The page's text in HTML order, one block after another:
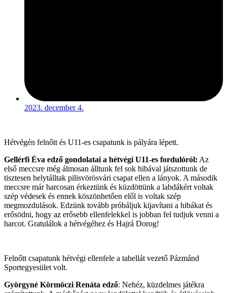
2023. december 4.
Hétvégén felnőtt és U11-es csapatunk is pályára lépett.
Gellérfi Éva edző gondolatai a hétvégi U11-es fordulóról: Az
első meccsre még álmosan álltunk fel sok hibával játszottunk de
tisztesen helytálltak pilisvörösvári csapat ellen a lányok. A második
meccsre már harcosan érkeztünk és küzdöttünk a labdákért voltak
szép védesek és ennek köszönhetően elől is voltak szép
megmozdulások. Edzünk tovább próbáljuk kijavítani a hibákat és
erősödni, hogy az erősebb ellenfelekkel is jobban fel tudjuk venni a
harcot. Gratulálok a hétvégéhez és Hajrá Dorog!
Felnőtt csapatunk hétvégi ellenfele a tabellát vezető Pázmánd
Sportegyesület volt.
Györgyné Körmöczi Renáta edző: Nehéz, küzdelmes játékra